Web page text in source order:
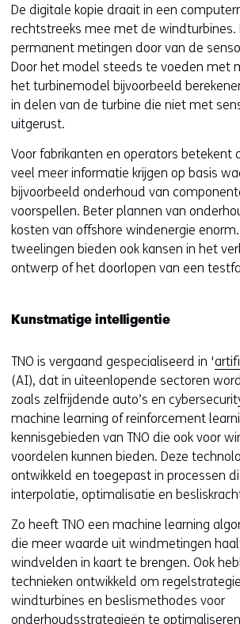
De digitale kopie draait in een
rechtstreeks mee met de windturbines.
permanent metingen door van de
Door het model steeds te voeden met
het turbinemodel bijvoorbeeld
in delen van de turbine die niet met
uitgerust.
Voor fabrikanten en operators betekent
veel meer informatie krijgen op basis
bijvoorbeeld onderhoud van
voorspellen. Beter plannen van
kosten van offshore windenergie
tweelingen bieden ook kansen in het
ontwerp of het doorlopen van een
Kunstmatige intelligentie
TNO is vergaand gespecialiseerd in '
(AI), dat in uiteenlopende sectoren
zoals zelfrijdende auto’s en
machine learning of reinforcement
kennisgebieden van TNO die ook voor
voordelen kunnen bieden. Deze
ontwikkeld en toegepast in processen
interpolatie, optimalisatie en
Zo heeft TNO een machine learning
die meer waarde uit windmetingen
windvelden in kaart te brengen. Ook
technieken ontwikkeld om
windturbines en beslismethodes voor
onderhoudsstrategieën te